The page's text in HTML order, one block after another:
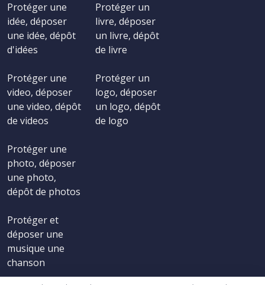
Protéger une
idée, déposer
une idée, dépôt
d'idées
Protéger une
video, déposer
une video, dépôt
de videos
Protéger une
photo, déposer
une photo,
dépôt de photos
Protéger et
déposer une
musique une
chanson
Protéger un
livre, déposer
un livre, dépôt
de livre
Protéger un
logo, déposer
un logo, dépôt
de logo